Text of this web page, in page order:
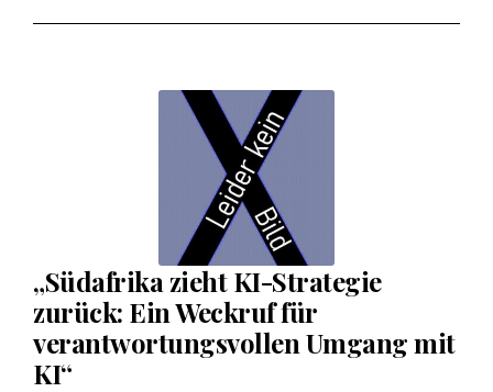
„Südafrika zieht KI-Strategie
zurück: Ein Weckruf für
verantwortungsvollen Umgang mit
KI“